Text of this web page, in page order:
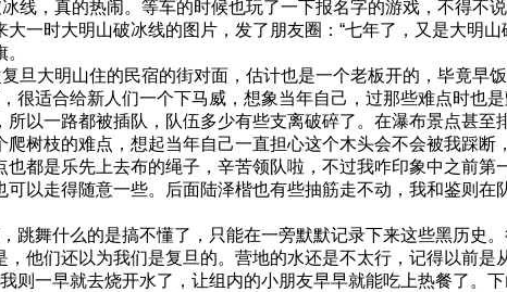
，真的热闹。等车的时候也玩了一下报名字的游戏，不得不
一时大明山破冰线的图片，发了朋友圈：“七年了，又是大明
大明山住的民宿的街对面，估计也是一个老板开的，毕竟早饭
适合给新人们一个下马威，想象当年自己，过那些难点时也
以一路都被插队，队伍多少有些支离破碎了。在瀑布景点甚
树枝的难点，想起当年自己一直担心这个木头会不会被我踩
都是乐先上去布的绳子，辛苦领队啦，不过我咋印象中之前
以走得随意一些。后面陆泽楷也有些抽筋走不动，我和鉴则
舞什么的是搞不懂了，只能在一旁默默记录下来这些黑历史
他们还以为我们是复旦的。营地的水还是不太行，记得以前是
一早就去烧开水了，让组内的小朋友早早就能吃上热餐了。